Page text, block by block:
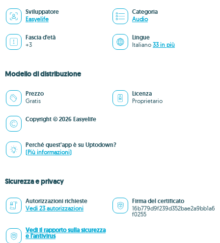
Sviluppatore
Easyelife
Categoria
Audio
Fascia d'età
+3
Lingue
Italiano 33 in più
Modello di distribuzione
Prezzo
Gratis
Licenza
Proprietario
Copyright © 2026 Easyelife
Perché quest’app è su Uptodown?
(Più informazioni)
Sicurezza e privacy
Autorizzazioni richieste
Vedi 23 autorizzazioni
Firma del certificato
16b779d9f239d352bae2a9bb1a6
f0255
Vedi il rapporto sulla sicurezza
e l'antivirus